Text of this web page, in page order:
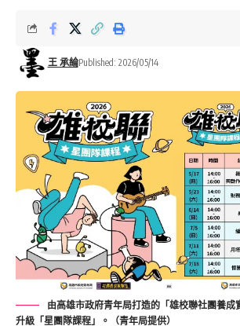
王 承綸Published: 2026/05/14
由高雄市政府青年局打造的「雄校聯社團養成
升級「星團隊課程」。（青年局提供）